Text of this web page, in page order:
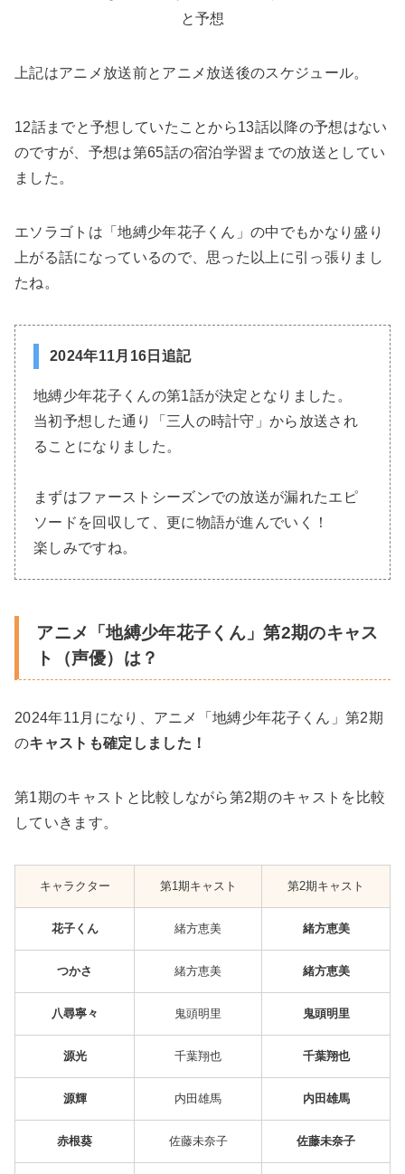
と予想
上記はアニメ放送前とアニメ放送後のスケジュール。
12話までと予想していたことから13話以降の予想はない
のですが、予想は第65話の宿泊学習までの放送としてい
ました。
エソラゴトは「地縛少年花子くん」の中でもかなり盛り
上がる話になっているので、思った以上に引っ張りまし
たね。
2024年11月16日追記
地縛少年花子くんの第1話が決定となりました。
当初予想した通り「三人の時計守」から放送され
ることになりました。
まずはファーストシーズンでの放送が漏れたエピ
ソードを回収して、更に物語が進んでいく！
楽しみですね。
アニメ「地縛少年花子くん」第2期のキャス
ト（声優）は？
2024年11月になり、アニメ「地縛少年花子くん」第2期
のキャストも確定しました！
第1期のキャストと比較しながら第2期のキャストを比較
していきます。
キャラクター 第1期キャスト 第2期キャスト
花子くん 緒方恵美 緒方恵美
つかさ 緒方恵美 緒方恵美
八尋寧々 鬼頭明里 鬼頭明里
源光 千葉翔也 千葉翔也
源輝 内田雄馬 内田雄馬
赤根葵 佐藤未奈子 佐藤未奈子